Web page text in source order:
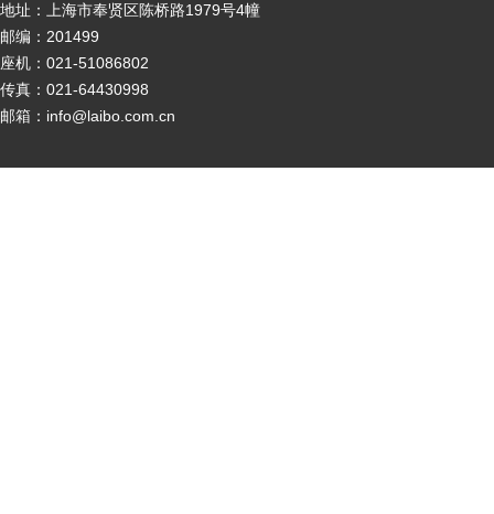
地址：上海市奉贤区陈桥路1979号4幢
邮编：201499
座机：021-51086802
传真：021-64430998
邮箱：info@laibo.com.cn